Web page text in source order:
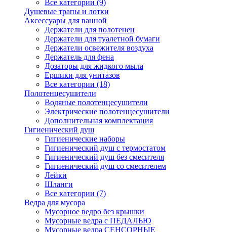
Все категории (9)
Душевые трапы и лотки
Аксессуары для ванной
Держатели для полотенец
Держатели для туалетной бумаги
Держатели освежителя воздуха
Держатель для фена
Дозаторы для жидкого мыла
Ершики для унитазов
Все категории (18)
Полотенцесушители
Водяные полотенцесушители
Электрические полотенцесушители
Дополнительная комплектация
Гигиенический душ
Гигиенические наборы
Гигиенический душ с термостатом
Гигиенический душ без смесителя
Гигиенический душ со смесителем
Лейки
Шланги
Все категории (7)
Ведра для мусора
Мусорное ведро без крышки
Мусорные ведра с ПЕДАЛЬЮ
Мусорные ведра СЕНСОРНЫЕ